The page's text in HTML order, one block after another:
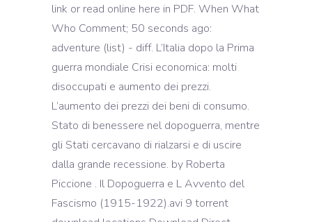
link or read online here in PDF. When What
Who Comment; 50 seconds ago:
adventure (list) - diff. L’Italia dopo la Prima
guerra mondiale Crisi economica: molti
disoccupati e aumento dei prezzi.
L’aumento dei prezzi dei beni di consumo.
Stato di benessere nel dopoguerra, mentre
gli Stati cercavano di rialzarsi e di uscire
dalla grande recessione. by Roberta
Piccione . Il Dopoguerra e L Avvento del
Fascismo (1915-1922).avi 9 torrent